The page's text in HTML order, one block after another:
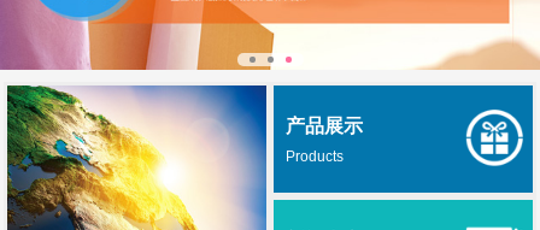
产品展示
Products